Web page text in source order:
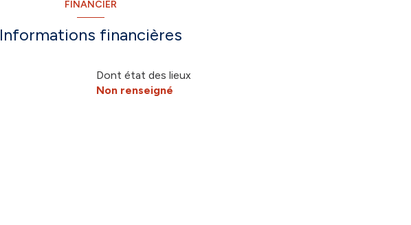
terrasse
FINANCIER
Informations financières
Dont état des lieux
Non renseigné